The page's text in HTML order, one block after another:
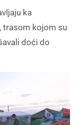
ka
trasom kojom su
doći do